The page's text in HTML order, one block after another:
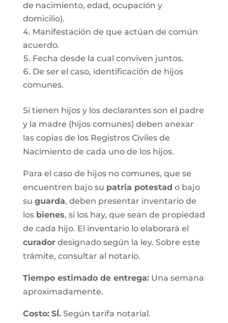
de nacimiento, edad, ocupación y
domicilio).
Manifestación de que actúan de común
acuerdo.
Fecha desde la cual conviven juntos.
De ser el caso, identificación de hijos
comunes.
Si tienen hijos y los declarantes son el padre
y la madre (hijos comunes) deben anexar
las copias de los Registros Civiles de
Nacimiento de cada uno de los hijos.
Para el caso de hijos no comunes, que se
encuentren bajo su patria potestad o bajo
su guarda, deben presentar inventario de
los bienes, si los hay, que sean de propiedad
de cada hijo. El inventario lo elaborará el
curadordesignado según la ley. Sobre este
trámite, consultar al notario.
Tiempo estimado de entrega:Una semana
aproximadamente.
Costo: SÍ.Según tarifa notarial.